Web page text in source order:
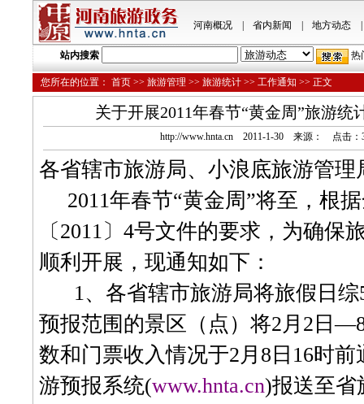
河南概况| 省内新闻 地方动态|
站内搜索 热
您所在的位置： 首页 >> 旅游管理 >> 旅游统计 >> 工作通知 >> 正文
关于开展2011年春节“黄金周”旅游统
http://www.hnta.cn 2011-1-30 来源： 点击：
各省辖市旅游局、小浪底旅游管理
2011年春节“黄金周”将至，根
〔 2011 〕 4号文件的要求，为确保
顺利开展，现通知如下：
1、各省辖市旅游局将旅假日综
预报范围的景区（点）将2月 2 日—
数和门票收入情况于2月 8 日 16时前
游预报系统(www.hnta.cn)报送至省